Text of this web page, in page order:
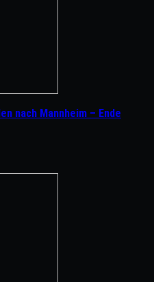
nach Mannheim – Ende